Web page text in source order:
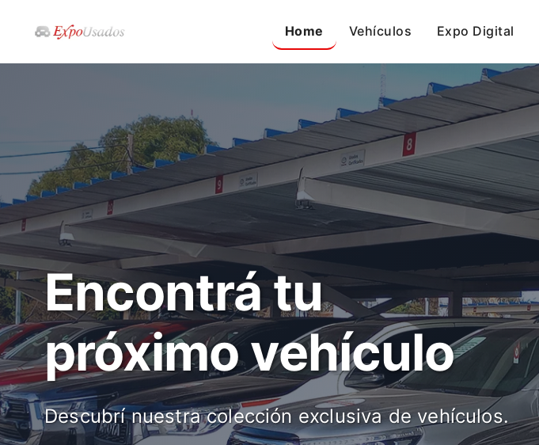
Home Vehículos Expo Digital
Encontrá tu
próximo vehículo
Descubrí nuestra colección exclusiva de vehículos.